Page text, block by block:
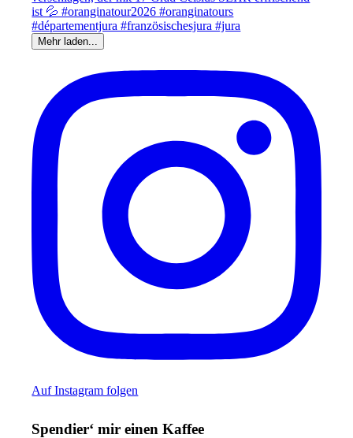
Mehr laden...
Auf Instagram folgen
Spendier‘ mir einen Kaffee